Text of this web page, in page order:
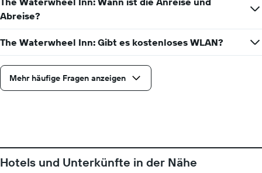
Abreise?
The Waterwheel Inn: Gibt es kostenloses WLAN?
Mehr häufige Fragen anzeigen
Hotels und Unterkünfte in der Nähe